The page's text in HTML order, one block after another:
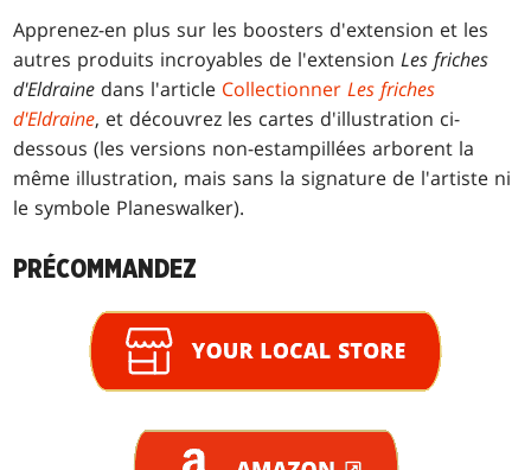
Apprenez-en plus sur les boosters d'extension et les
autres produits incroyables de l'extensionLes friches
d'Eldraine dans l'article CollectionnerLes friches
d'Eldraine, et découvrez les cartes d'illustration ci-
dessous (les versions non-estampillées arborent la
même illustration, mais sans la signature de l'artiste ni
le symbole Planeswalker).
PRÉCOMMANDEZ